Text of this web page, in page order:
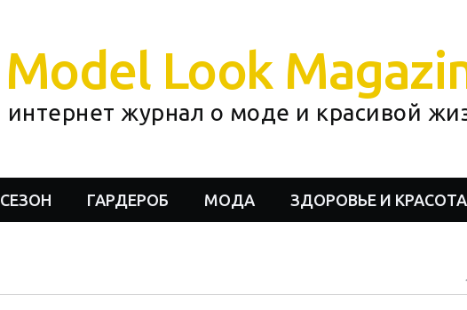
Model Look
интернет журнал о моде и красивой
СЕЗОН ГАРДЕРОБ МОДА ЗДОРОВЬЕ И КРАСОТА